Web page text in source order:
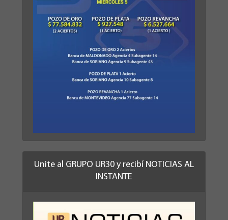
Unite al GRUPO UR30 y recibí NOTICIAS AL
INSTANTE